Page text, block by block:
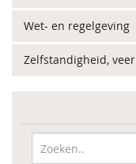
Wet- en regelgeving
Zelfstandigheid,